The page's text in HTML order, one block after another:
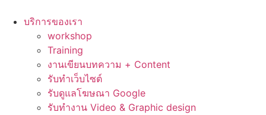
บริการของเรา
workshop
Training
งานเขียนบทความ + Content
รับทำเว็บไซต์
รับดูแลโฆษณา Google
รับทำงาน Video & Graphic design